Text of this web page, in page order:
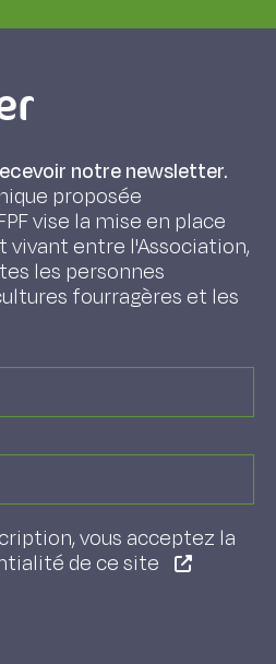
notre newsletter.
proposée
vise la mise en place
vivant entre l'Association,
les personnes
fourragères et les
vous acceptez la
de ce site